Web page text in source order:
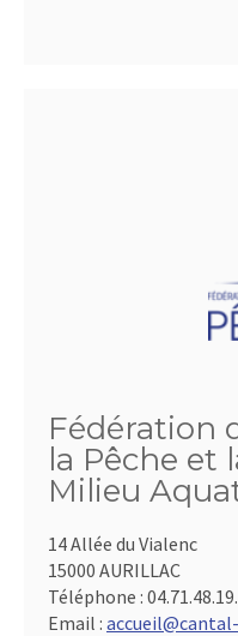
Fédération
la Pêche et
Milieu
14 Allée du Vialenc
15000 AURILLAC
Téléphone :
Email :